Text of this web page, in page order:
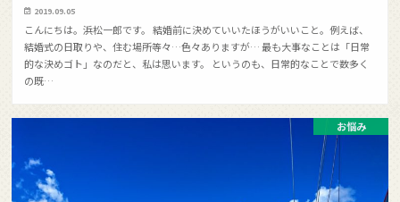
2019.09.05
こんにちは。浜松一郎です。 結婚前に決めていいたほうがいいこと。例えば、
結婚式の日取りや、住む場所等々…色々ありますが… 最も大事なことは「日常
的な決めゴト」なのだと、私は思います。 というのも、日常的なことで数多く
の既…
お悩み